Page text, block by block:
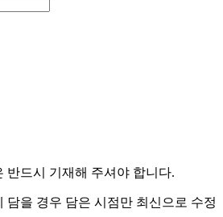
반드시 기재해 주셔야 합니다.
담을 경우 담은 시점만 최신으로 수정